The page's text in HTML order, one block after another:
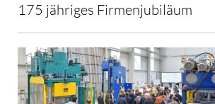
175 jähriges Firmenjubiläum